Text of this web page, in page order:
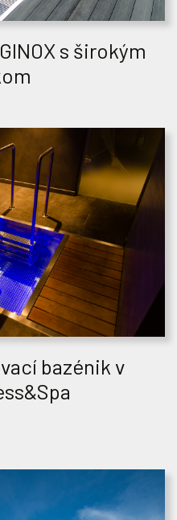
s širokým
bazénik v